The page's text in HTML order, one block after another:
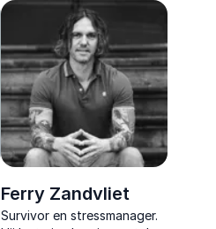
complexe theorie vertaalt
naar praktische inzichten en
direct toepasbare
technieken voor
verandering.
Ferry Zandvliet
Survivor en stressmanager.